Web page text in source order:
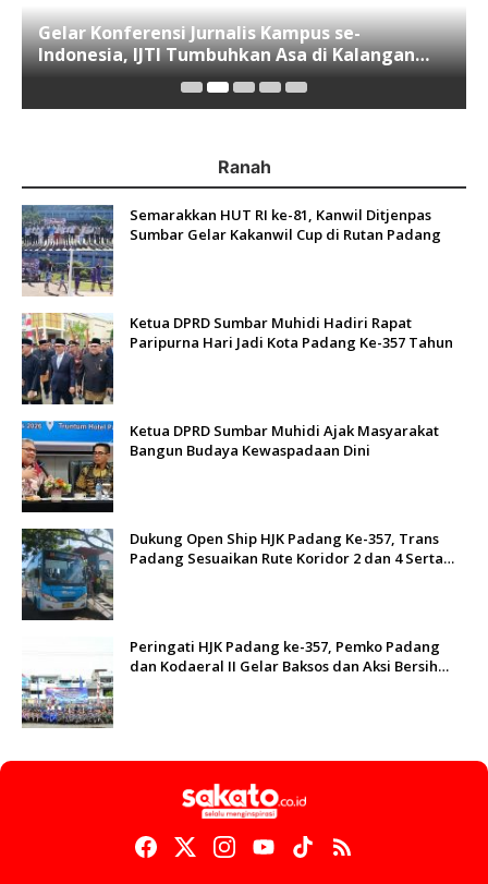
Gelar Konferensi Jurnalis Kampus se-
Indonesia, IJTI Tumbuhkan Asa di Kalangan
Jurnalis Muda di Era Disruspi Digital
Ranah
Semarakkan HUT RI ke-81, Kanwil Ditjenpas
Sumbar Gelar Kakanwil Cup di Rutan Padang
Ketua DPRD Sumbar Muhidi Hadiri Rapat
Paripurna Hari Jadi Kota Padang Ke-357 Tahun
Ketua DPRD Sumbar Muhidi Ajak Masyarakat
Bangun Budaya Kewaspadaan Dini
Dukung Open Ship HJK Padang Ke-357, Trans
Padang Sesuaikan Rute Koridor 2 dan 4 Serta
Peringati HJK Padang ke-357, Pemko Padang
dan Kodaeral II Gelar Baksos dan Aksi Bersih